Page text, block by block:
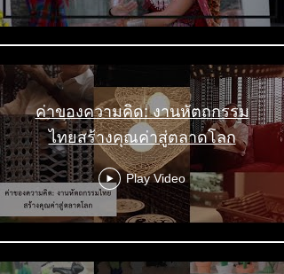
ค่าของความคิด: งานหัตถกรรม
ไทยสร้างคุณค่าสู่ตลาดโลก
Play Video